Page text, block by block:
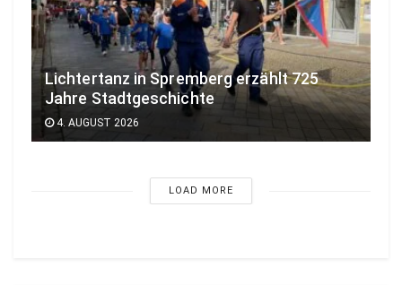
Lichtertanz in Spremberg erzählt 725
Jahre Stadtgeschichte
4. AUGUST 2026
LOAD MORE